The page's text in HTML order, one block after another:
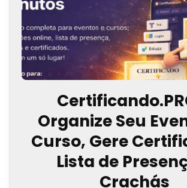
Organize Seu
Curso, Gere
Lista de
Crachás